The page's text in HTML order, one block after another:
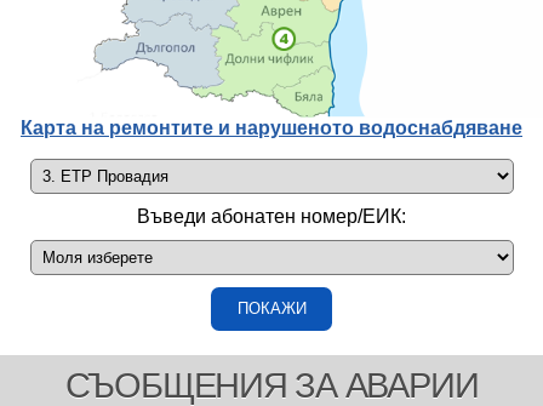
Карта на ремонтите и нарушеното водоснабдяване
Въведи абонатен номер/ЕИК:
СЪОБЩЕНИЯ ЗА АВАРИИ